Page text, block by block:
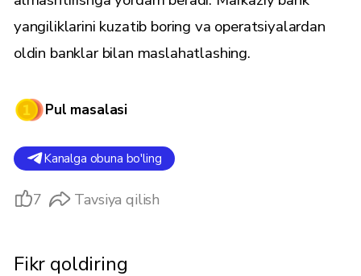
yangiliklarini kuzatib boring va operatsiyalardan
oldin banklar bilan maslahatlashing.
Pul masalasi
Kanalga obuna bo'ling
7 Tavsiya qilish
Fikr qoldiring